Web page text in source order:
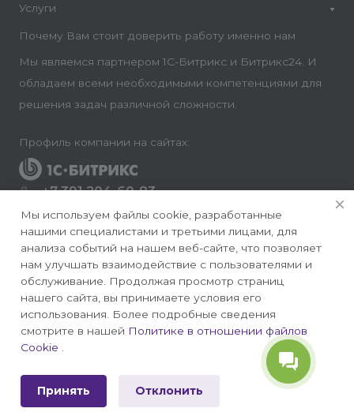
Услуги
Почему Вам стоит доверить работу именно нам
Мы являемся партнером 1С-Битрикс и Битрикс24. И
обладаем всеми необходимыми компетенциями для
решения задач различной сложности.
Профиль компании на сайтах:
+7 391 204-60-83
Заказать звонок
info@conversite.ru
г. Красноярск, ул. Ладо Кецховели 22а, офис 8-28/1
© 2026 Конверсайт - Разработка и продвижение
сайтов на 1С-Битрикс
Политика конфиденциальности
Мы используем файлы cookie, разработанные
нашими специалистами и третьими лицами, для
анализа событий на нашем веб-сайте, что позволяет
нам улучшать взаимодействие с пользователями и
обслуживание. Продолжая просмотр страниц
нашего сайта, вы принимаете условия его
использования. Более подробные сведения
смотрите в нашей Политике в отношении файлов
Cookie
Принять Отклонить